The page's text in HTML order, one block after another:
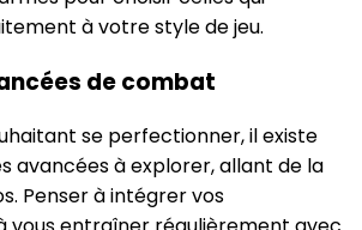
à votre style de jeu.
de combat
se perfectionner, il existe
avancées à explorer, allant de la
Penser à intégrer vos